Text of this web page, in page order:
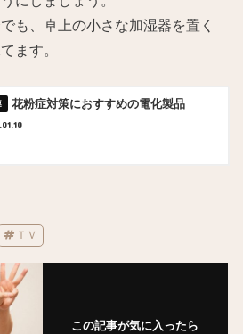
も、卓上の小さな加湿器を置く
ます。
花粉症対策におすすめの電化製品
ＴＶ
この記事が気に入ったら